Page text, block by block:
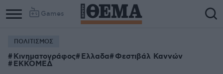
Games
ΠΟΛΙΤΙΣΜΟΣ
Κινηματογράφος Ελλαδα Φεστιβάλ Καννών
ΕΚΚΟΜΕΔ